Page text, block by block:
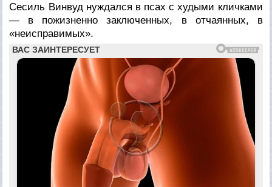
Сесиль Винвуд нуждался в псах с худыми кличками
— в пожизненно заключенных, в отчаянных, в
«неисправимых».